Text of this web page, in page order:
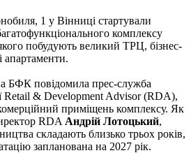
1 у Вінниці стартували
комплексу
побудують великий ТРЦ, бізнес-
апартаменти.
БФК повідомила прес-служба
Retail & Development Advisor (RDA),
приміщень комплексу. Як
RDA Андрій Лотоцький,
складають близько трьох років,
запланована на 2027 рік.